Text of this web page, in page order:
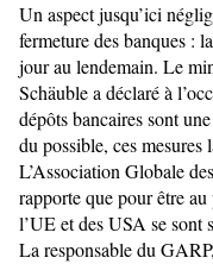
Un aspect jusqu’ici
fermeture des banques :
jour au lendemain. Le
Schäuble a déclaré à
dépôts bancaires sont
du possible, ces
L’Association Globale
rapporte que pour être
l’UE et des USA se sont
La responsable du